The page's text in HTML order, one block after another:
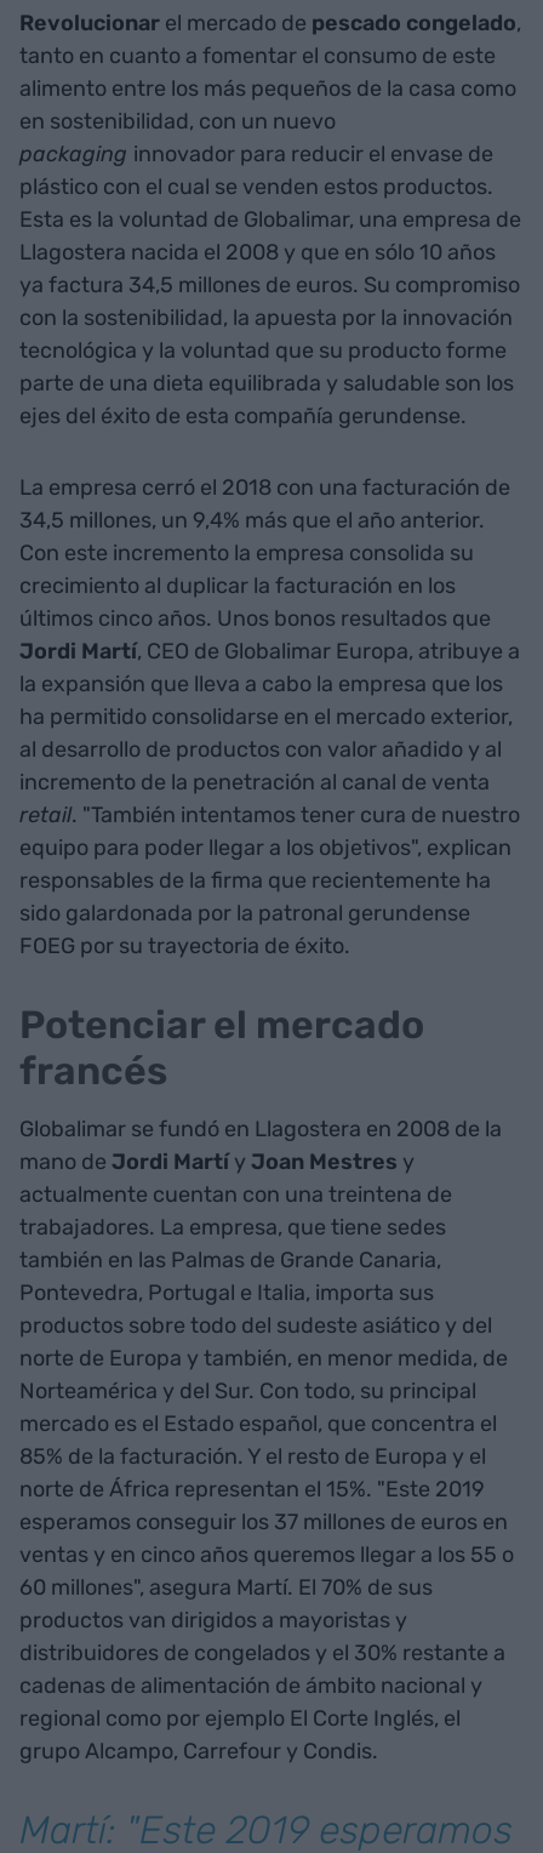
Revolucionar el mercado de pescado congelado,
tanto en cuanto a fomentar el consumo de este
alimento entre los más pequeños de la casa como
en sostenibilidad, con un nuevo
packaging innovador para reducir el envase de
plástico con el cual se venden estos productos.
Esta es la voluntad de Globalimar, una empresa de
Llagostera nacida el 2008 y que en sólo 10 años
ya factura 34,5 millones de euros. Su compromiso
con la sostenibilidad, la apuesta por la innovación
tecnológica y la voluntad que su producto forme
parte de una dieta equilibrada y saludable son los
ejes del éxito de esta compañía gerundense.
La empresa cerró el 2018 con una facturación de
34,5 millones, un 9,4% más que el año anterior.
Con este incremento la empresa consolida su
crecimiento al duplicar la facturación en los
últimos cinco años. Unos bonos resultados que
Jordi Martí, CEO de Globalimar Europa, atribuye a
la expansión que lleva a cabo la empresa que los
ha permitido consolidarse en el mercado exterior,
al desarrollo de productos con valor añadido y al
incremento de la penetración al canal de venta
retail. "También intentamos tener cura de nuestro
equipo para poder llegar a los objetivos", explican
responsables de la firma que recientemente ha
sido galardonada por la patronal gerundense
FOEG por su trayectoria de éxito.
Potenciar el mercado
francés
Globalimar se fundó en Llagostera en 2008 de la
mano de Jordi Martíy Joan Mestres y
actualmente cuentan con una treintena de
trabajadores. La empresa, que tiene sedes
también en las Palmas de Grande Canaria,
Pontevedra, Portugal e Italia, importa sus
productos sobre todo del sudeste asiático y del
norte de Europa y también, en menor medida, de
Norteamérica y del Sur. Con todo, su principal
mercado es el Estado español, que concentra el
85% de la facturación. Y el resto de Europa y el
norte de África representan el 15%. "Este 2019
esperamos conseguir los 37 millones de euros en
ventas y en cinco años queremos llegar a los 55 o
60 millones", asegura Martí. El 70% de sus
productos van dirigidos a mayoristas y
distribuidores de congelados y el 30% restante a
cadenas de alimentación de ámbito nacional y
regional como por ejemplo El Corte Inglés, el
grupo Alcampo, Carrefour y Condis.
Martí: "Este 2019 esperamos